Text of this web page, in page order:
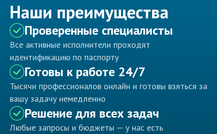
Наши преимущества
Проверенные специалисты
Все активные исполнители проходят
идентификацию по паспорту
Готовы к работе 24/7
Тысячи профессионалов онлайн и готовы взяться за
вашу задачу немедленно
Решение для всех задач
Любые запросы и бюджеты — у нас есть